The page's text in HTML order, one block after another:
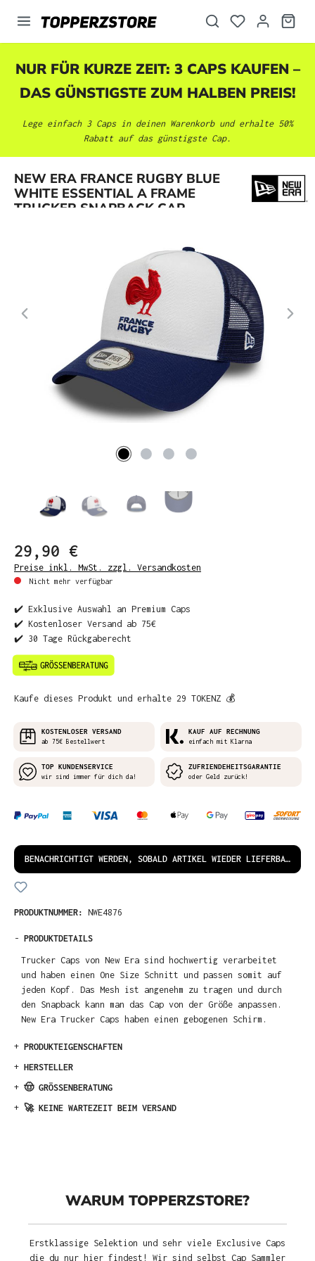
springen
NUR FÜR KURZE ZEIT: 3 CAPS KAUFEN –
DAS GÜNSTIGSTE ZUM HALBEN PREIS!
Lege einfach 3 Caps in deinen Warenkorb und erhalte 50%
Rabatt auf das günstigste Cap.
NEW ERA FRANCE RUGBY BLUE
WHITE ESSENTIAL A FRAME
TRUCKER SNAPBACK CAP
Bildergalerie überspringen
29,90 €
Preise inkl. MwSt. zzgl. Versandkosten
Nicht mehr verfügbar
✔️ Exklusive Auswahl an Premium Caps
✔️ Kostenloser Versand ab 75€
✔️ 30 Tage Rückgaberecht
Kaufe dieses Produkt und erhalte 29 TOKENZ 💰
KOSTENLOSER VERSAND
ab 75€ Bestellwert
KAUF AUF RECHNUNG
einfach mit Klarna
TOP KUNDENSERVICE
wir sind immer für dich da!
ZUFRIENDEHEITSGARANTIE
oder Geld zurück!
BENACHRICHTIGT WERDEN, SOBALD ARTIKEL WIEDER LIEFERBAR IST!
PRODUKTNUMMER: NWE4876
- PRODUKTDETAILS
Trucker Caps von New Era sind hochwertig verarbeitet
und haben einen One Size Schnitt und passen somit auf
jeden Kopf. Das Mesh ist angenehm zu tragen und durch
den Snapback kann man das Cap von der Größe anpassen.
New Era Trucker Caps haben einen gebogenen Schirm.
+ PRODUKTEIGENSCHAFTEN
+ HERSTELLER
+ 🤠 GRÖSSENBERATUNG
+ 🚀 KEINE WARTEZEIT BEIM VERSAND
WARUM TOPPERZSTORE?
Erstklassige Selektion und sehr viele Exclusive Caps
die du nur hier findest! Wir sind selbst Cap Sammler